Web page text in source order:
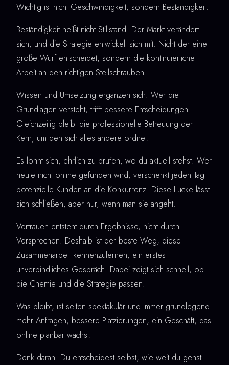
Wichtig ist nicht Geschwindigkeit, sondern Beständigkeit.
Beständigkeit heißt nicht Stillstand. Der Markt verändert
sich, und die Strategie entwickelt sich mit. Nicht der eine
große Wurf entscheidet, sondern die kontinuierliche
Arbeit an den richtigen Stellschrauben.
Wissen und Umsetzung ergänzen sich. Wer die
Grundlagen versteht, trifft bessere Entscheidungen.
Gleichzeitig bleibt die professionelle Betreuung der
Kern, um den sich alles andere ordnet.
Es lohnt sich, ehrlich zu prüfen, wo du aktuell stehst. Wer
heute nicht online gefunden wird, verschenkt jeden Tag
potenzielle Kunden an die Konkurrenz. Diese Lücke lässt
sich schließen, aber nur, wenn man sie angeht.
Vertrauen entsteht durch Ergebnisse, nicht durch
Versprechen. Deshalb ist der beste Weg, diese
Zusammenarbeit kennenzulernen, ein erstes
unverbindliches Gespräch. Dabei zeigt sich schnell, ob
die Chemie und die Strategie passen.
Was bleibt, ist selten spektakulär und immer grundlegend:
mehr Anfragen, bessere Platzierungen, ein Geschäft, das
online planbar wächst.
Denk daran: Du entscheidest selbst, wie weit du gehst